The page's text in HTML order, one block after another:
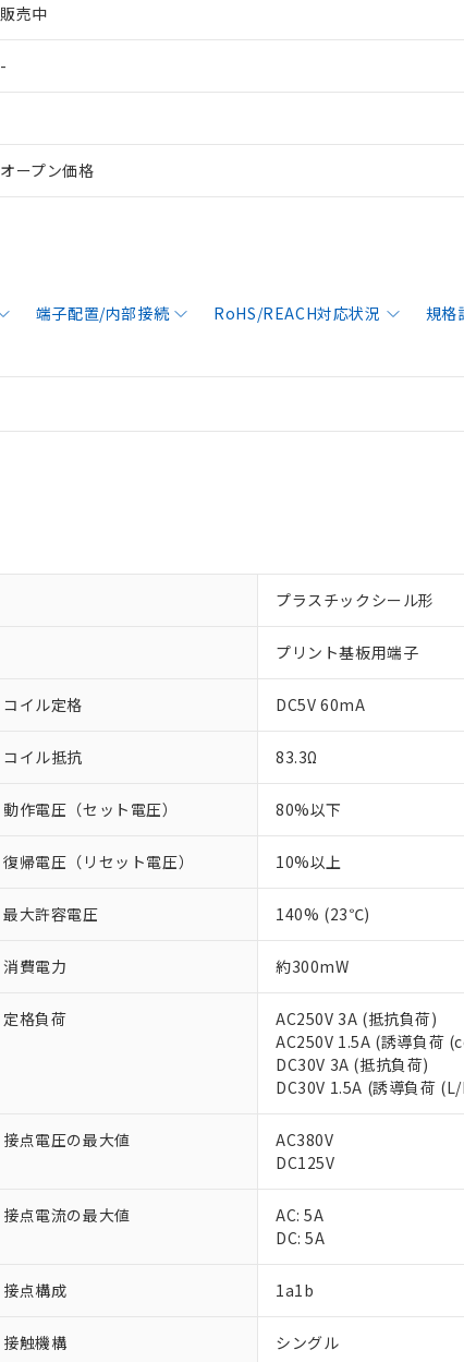
販売中
-
オープン価格
端子配置/内部接続 RoHS/REACH対応状況 規格
プラスチックシール形
プリント基板用端子
コイル定格 DC5V 60mA
コイル抵抗 83.3Ω
動作電圧（セット電圧） 80%以下
復帰電圧（リセット電圧） 10%以上
最大許容電圧 140% (23℃)
消費電力 約300mW
定格負荷
AC250V 3A (抵抗負荷)
AC250V 1.5A (誘導負荷
DC30V 3A (抵抗負荷)
DC30V 1.5A (誘導負荷
接点電圧の最大値
AC380V
DC125V
接点電流の最大値
AC: 5A
DC: 5A
接点構成 1a1b
接触機構 シングル
ご利用条件
以下の条件をお読みいただき、同意のうえご
対応済み：EU RoHS指令（10物質）の非
対応予定：EU RoHS指令（10物質）の非含
対応予定なし：EU RoHS指令（10物質）の
調査・確認中：EU RoHS指令（10物質）の
非該当品：ライセンス料など無形物で、有害
仕入先様の事情により、非含有部品として
※1 中国RoHS○×表
「○」：最大均質材料含有率が中国RoHSの